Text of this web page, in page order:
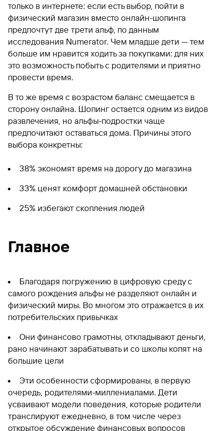
только в интернете: если есть выбор, пойти в
физический магазин вместо онлайн-шопинга
предпочтут две трети альф, по данным
исследования Numerator. Чем младше дети — тем
больше им нравится ходить за покупками: для них
это возможность побыть с родителями и приятно
провести время.
В то же время с возрастом баланс смещается в
сторону онлайна. Шопинг остается одним из видов
развлечения, но альфы-подростки чаще
предпочитают оставаться дома. Причины этого
выбора конкретны:
38% экономят время на дорогу до магазина
33% ценят комфорт домашней обстановки
25% избегают скопления людей
Главное
Благодаря погружению в цифровую среду с
самого рождения альфы не разделяют онлайн и
физический миры. Во многом это отражается в их
потребительских привычках
Они финансово грамотны, откладывают деньги,
рано начинают зарабатывать и со школы копят на
большие цели
Эти особенности сформированы, в первую
очередь, родителями-миллениалами. Дети
усваивают модели поведения, которые родители
транслируют ежедневно, в том числе через
открытое обсуждение финансовых вопросов